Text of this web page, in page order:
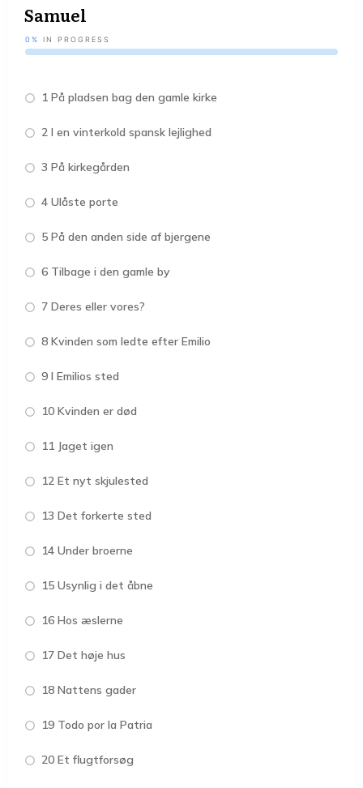
Samuel
0% IN PROGRESS
1 På pladsen bag den gamle kirke
2 I en vinterkold spansk lejlighed
3 På kirkegården
4 Ulåste porte
5 På den anden side af bjergene
6 Tilbage i den gamle by
7 Deres eller vores?
8 Kvinden som ledte efter Emilio
9 I Emilios sted
10 Kvinden er død
11 Jaget igen
12 Et nyt skjulested
13 Det forkerte sted
14 Under broerne
15 Usynlig i det åbne
16 Hos æslerne
17 Det høje hus
18 Nattens gader
19 Todo por la Patria
20 Et flugtforsøg